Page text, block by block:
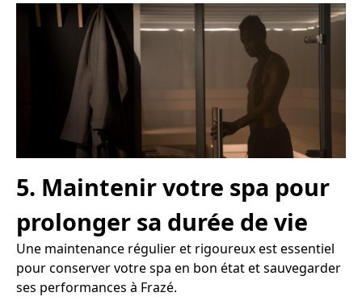
5. Maintenir votre spa pour
prolonger sa durée de vie
Une maintenance régulier et rigoureux est essentiel
pour conserver votre spa en bon état et sauvegarder
ses performances à Frazé.